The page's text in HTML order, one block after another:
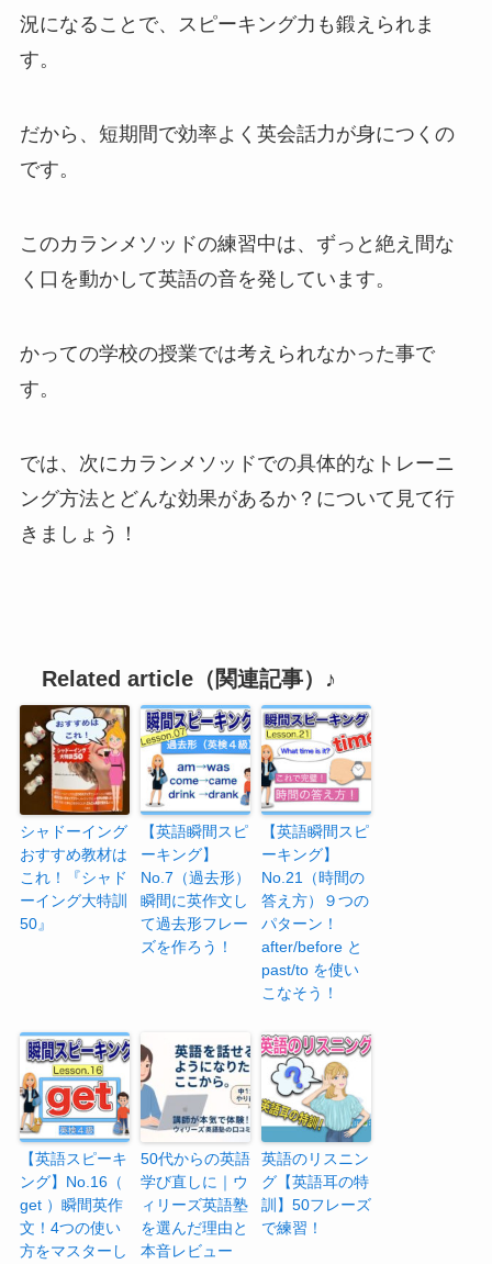
況になることで、スピーキング力も鍛えられま
す。
だから、短期間で効率よく英会話力が身につくの
です。
このカランメソッドの練習中は、ずっと絶え間な
く口を動かして英語の音を発しています。
かっての学校の授業では考えられなかった事で
す。
では、次にカランメソッドでの具体的なトレーニ
ング方法とどんな効果があるか？について見て行
きましょう！
Related article（関連記事）♪
シャドーイング
おすすめ教材は
これ！『シャド
ーイング大特訓
50』
【英語瞬間スピ
ーキング】
No.7（過去形）
瞬間に英作文し
て過去形フレー
ズを作ろう！
【英語瞬間スピ
ーキング】
No.21（時間の
答え方）９つの
パターン！
after/before と
past/to を使い
こなそう！
【英語スピーキ
ング】No.16（
get ）瞬間英作
文！4つの使い
方をマスターし
50代からの英語
学び直しに｜ウ
ィリーズ英語塾
を選んだ理由と
本音レビュー
英語のリスニン
グ【英語耳の特
訓】50フレーズ
で練習！